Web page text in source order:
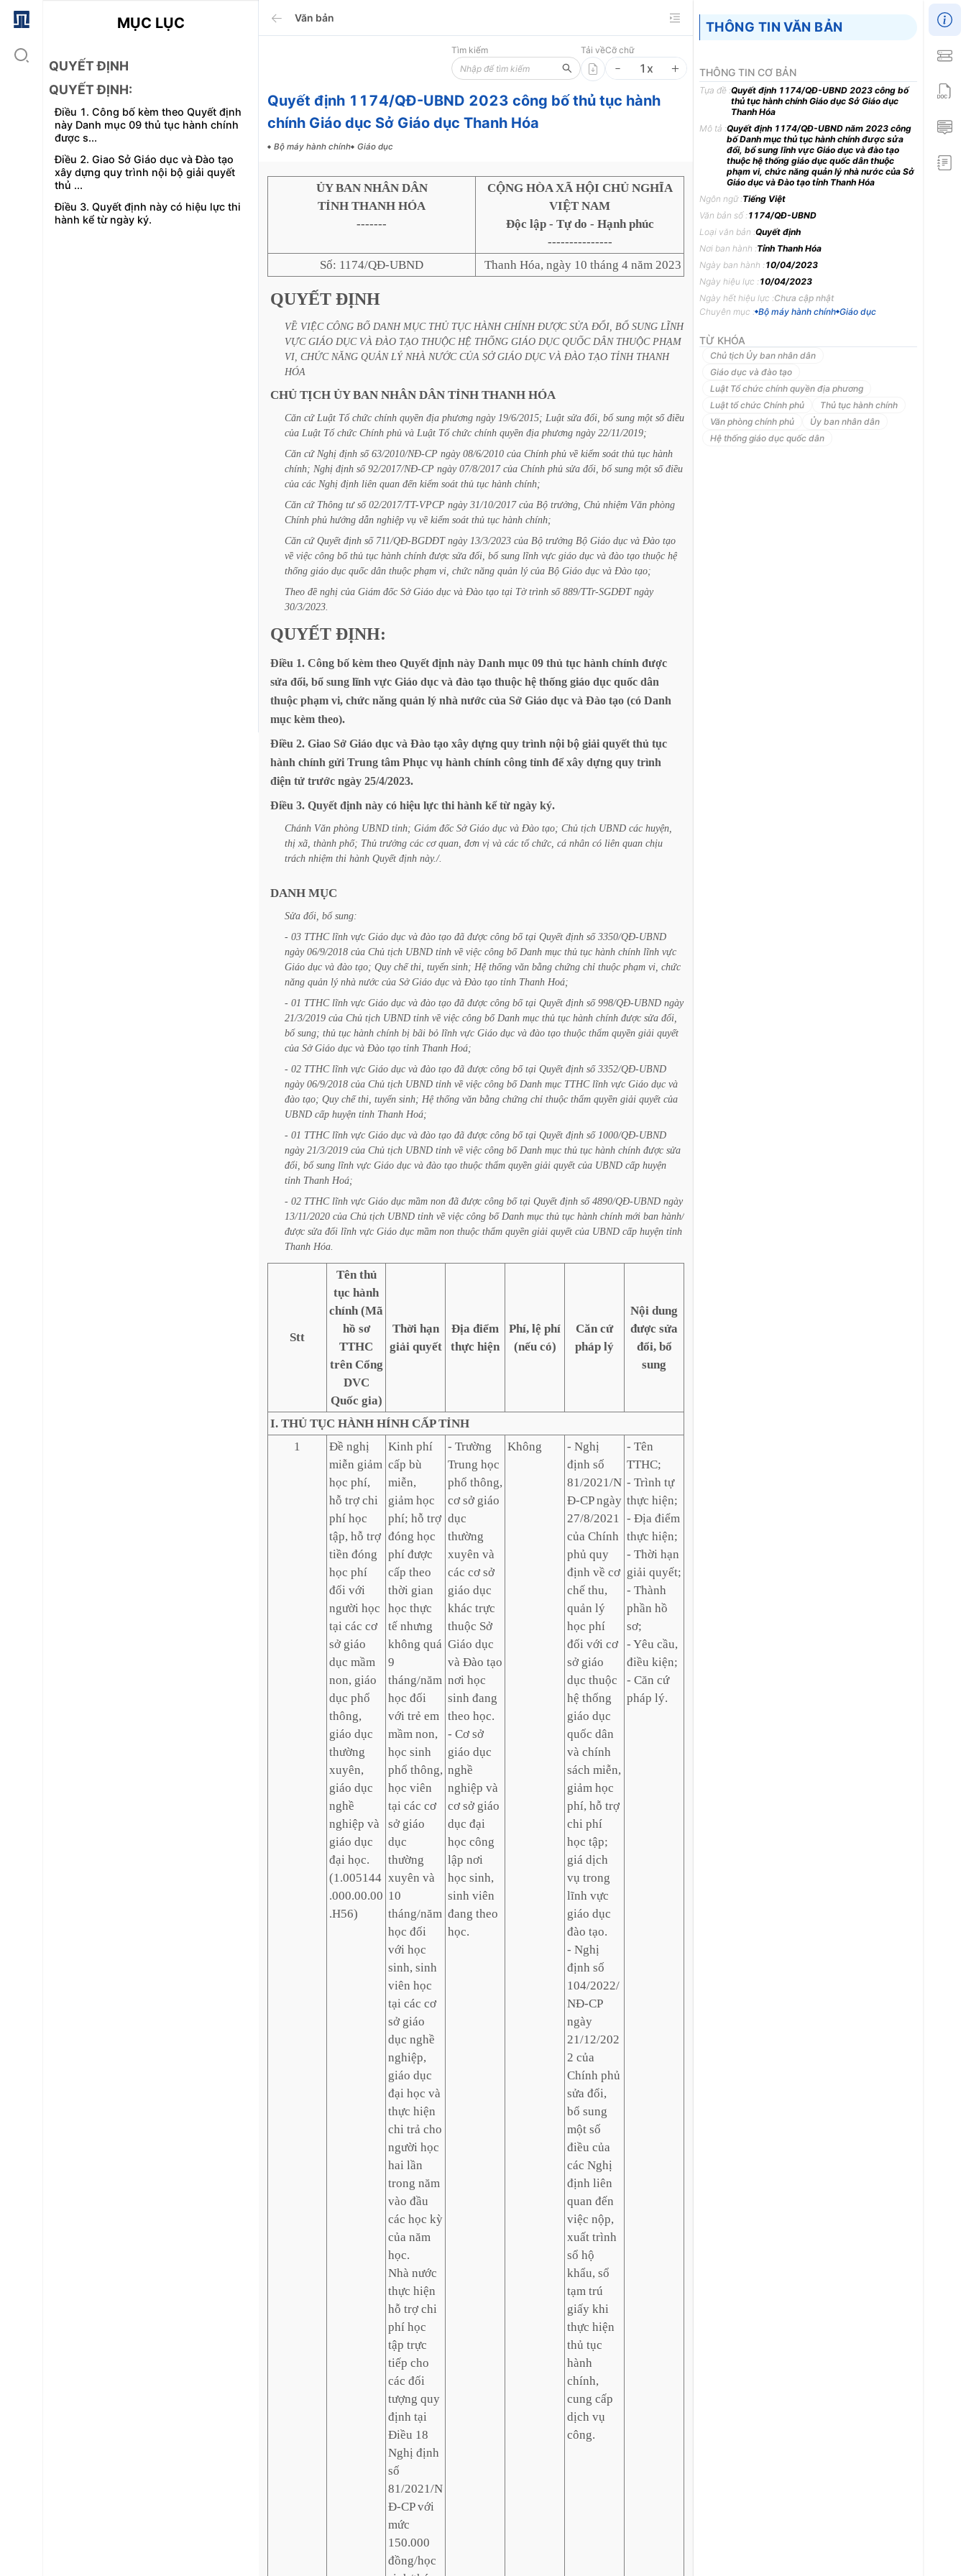
MỤC LỤC
QUYẾT ĐỊNH
QUYẾT ĐỊNH:
Điều 1. Công bố kèm theo Quyết định
này Danh mục 09 thủ tục hành chính
được s...
Điều 2. Giao Sở Giáo dục và Đào tạo
xây dựng quy trình nội bộ giải quyết
thủ ...
Điều 3. Quyết định này có hiệu lực thi
hành kể từ ngày ký.
Văn bản
Tìm kiếm Tải vềCỡ chữ
1 x
Quyết định 1174/QĐ-UBND 2023 công bố thủ tục hành
chính Giáo dục Sở Giáo dục Thanh Hóa
Bộ máy hành chính Giáo dục
ỦY BAN NHÂN DÂN
TỈNH THANH HÓA
-------
CỘNG HÒA XÃ HỘI CHỦ NGHĨA
VIỆT NAM
Độc lập - Tự do - Hạnh phúc
---------------
Số: 1174/QĐ-UBND
Thanh Hóa, ngày 10 tháng 4 năm 2023
QUYẾT ĐỊNH
VỀ VIỆC CÔNG BỐ DANH MỤC THỦ TỤC HÀNH CHÍNH ĐƯỢC SỬA ĐỔI, BỔ SUNG LĨNH
VỰC GIÁO DỤC VÀ ĐÀO TẠO THUỘC HỆ THỐNG GIÁO DỤC QUỐC DÂN THUỘC PHẠM
VI, CHỨC NĂNG QUẢN LÝ NHÀ NƯỚC CỦA SỞ GIÁO DỤC VÀ ĐÀO TẠO TỈNH THANH
HÓA
CHỦ TỊCH ỦY BAN NHÂN DÂN TỈNH THANH HÓA
Căn cứ Luật Tổ chức chính quyền địa phương ngày 19/6/2015; Luật sửa đổi, bổ sung một số điều
của Luật Tổ chức Chính phủ và Luật Tổ chức chính quyền địa phương ngày 22/11/2019;
Căn cứ Nghị định số 63/2010/NĐ-CP ngày 08/6/2010 của Chính phủ về kiểm soát thủ tục hành
chính; Nghị định số 92/2017/NĐ-CP ngày 07/8/2017 của Chính phủ sửa đổi, bổ sung một số điều
của các Nghị định liên quan đến kiểm soát thủ tục hành chính;
Căn cứ Thông tư số 02/2017/TT-VPCP ngày 31/10/2017 của Bộ trưởng, Chủ nhiệm Văn phòng
Chính phủ hướng dẫn nghiệp vụ về kiểm soát thủ tục hành chính;
Căn cứ Quyết định số 711/QĐ-BGDĐT ngày 13/3/2023 của Bộ trưởng Bộ Giáo dục và Đào tạo
về việc công bố thủ tục hành chính được sửa đổi, bổ sung lĩnh vực giáo dục và đào tạo thuộc hệ
thống giáo dục quốc dân thuộc phạm vi, chức năng quản lý của Bộ Giáo dục và Đào tạo;
Theo đề nghị của Giám đốc Sở Giáo dục và Đào tạo tại Tờ trình số 889/TTr-SGDĐT ngày
30/3/2023.
QUYẾT ĐỊNH:
Điều 1. Công bố kèm theo Quyết định này Danh mục 09 thủ tục hành chính được
sửa đổi, bổ sung lĩnh vực Giáo dục và đào tạo thuộc hệ thống giáo dục quốc dân
thuộc phạm vi, chức năng quản lý nhà nước của Sở Giáo dục và Đào tạo (có Danh
mục kèm theo).
Điều 2. Giao Sở Giáo dục và Đào tạo xây dựng quy trình nội bộ giải quyết thủ tục
hành chính gửi Trung tâm Phục vụ hành chính công tỉnh để xây dựng quy trình
điện tử trước ngày 25/4/2023.
Điều 3. Quyết định này có hiệu lực thi hành kể từ ngày ký.
Chánh Văn phòng UBND tỉnh; Giám đốc Sở Giáo dục và Đào tạo; Chủ tịch UBND các huyện,
thị xã, thành phố; Thủ trưởng các cơ quan, đơn vị và các tổ chức, cá nhân có liên quan chịu
trách nhiệm thi hành Quyết định này./.
DANH MỤC
Sửa đổi, bổ sung:
- 03 TTHC lĩnh vực Giáo dục và đào tạo đã được công bố tại Quyết định số 3350/QĐ-UBND
ngày 06/9/2018 của Chủ tịch UBND tỉnh về việc công bố Danh mục thủ tục hành chính lĩnh vực
Giáo dục và đào tạo; Quy chế thi, tuyển sinh; Hệ thống văn bằng chứng chỉ thuộc phạm vi, chức
năng quản lý nhà nước của Sở Giáo dục và Đào tạo tỉnh Thanh Hoá;
- 01 TTHC lĩnh vực Giáo dục và đào tạo đã được công bố tại Quyết định số 998/QĐ-UBND ngày
21/3/2019 của Chủ tịch UBND tỉnh về việc công bố Danh mục thủ tục hành chính được sửa đổi,
bổ sung; thủ tục hành chính bị bãi bỏ lĩnh vực Giáo dục và đào tạo thuộc thẩm quyền giải quyết
của Sở Giáo dục và Đào tạo tỉnh Thanh Hoá;
- 02 TTHC lĩnh vực Giáo dục và đào tạo đã được công bố tại Quyết định số 3352/QĐ-UBND
ngày 06/9/2018 của Chủ tịch UBND tỉnh về việc công bố Danh mục TTHC lĩnh vực Giáo dục và
đào tạo; Quy chế thi, tuyển sinh; Hệ thống văn bằng chứng chỉ thuộc thẩm quyền giải quyết của
UBND cấp huyện tỉnh Thanh Hoá;
- 01 TTHC lĩnh vực Giáo dục và đào tạo đã được công bố tại Quyết định số 1000/QĐ-UBND
ngày 21/3/2019 của Chủ tịch UBND tỉnh về việc công bố Danh mục thủ tục hành chính được sửa
đổi, bổ sung lĩnh vực Giáo dục và đào tạo thuộc thẩm quyền giải quyết của UBND cấp huyện
tỉnh Thanh Hoá;
- 02 TTHC lĩnh vực Giáo dục mầm non đã được công bố tại Quyết định số 4890/QĐ-UBND ngày
13/11/2020 của Chủ tịch UBND tỉnh về việc công bố Danh mục thủ tục hành chính mới ban hành/
được sửa đổi lĩnh vực Giáo dục mầm non thuộc thẩm quyền giải quyết của UBND cấp huyện tỉnh
Thanh Hóa.
Stt
Tên thủ
tục hành
chính (Mã
hồ sơ
TTHC
trên Cổng
DVC
Quốc gia)
Thời hạn
giải quyết
Địa điểm
thực hiện
Phí, lệ phí
(nếu có)
Căn cứ
pháp lý
Nội dung
được sửa
đổi, bổ
sung
I. THỦ TỤC HÀNH HÍNH CẤP TỈNH
1
Đề nghị
miễn giảm
học phí,
hỗ trợ chi
phí học
tập, hỗ trợ
tiền đóng
học phí
đối với
người học
tại các cơ
sở giáo
dục mầm
non, giáo
dục phổ
thông,
giáo dục
thường
xuyên,
giáo dục
nghề
nghiệp và
giáo dục
đại học.
(1.005144
.000.00.00
.H56)
Kinh phí
cấp bù
miễn,
giảm học
phí; hỗ trợ
đóng học
phí được
cấp theo
thời gian
học thực
tế nhưng
không quá
9
tháng/năm
học đối
với trẻ em
mầm non,
học sinh
phổ thông,
học viên
tại các cơ
sở giáo
dục
thường
xuyên và
10
tháng/năm
học đối
với học
sinh, sinh
viên học
tại các cơ
sở giáo
dục nghề
nghiệp,
giáo dục
đại học và
thực hiện
chi trả cho
người học
hai lần
trong năm
vào đầu
các học kỳ
của năm
học.
Nhà nước
thực hiện
hỗ trợ chi
phí học
tập trực
tiếp cho
các đối
tượng quy
định tại
Điều 18
Nghị định
số
81/2021/N
Đ-CP với
mức
150.000
đồng/học
- Trường
Trung học
phổ thông,
cơ sở giáo
dục
thường
xuyên và
các cơ sở
giáo dục
khác trực
thuộc Sở
Giáo dục
và Đào tạo
nơi học
sinh đang
theo học.
- Cơ sở
giáo dục
nghề
nghiệp và
cơ sở giáo
dục đại
học công
lập nơi
học sinh,
sinh viên
đang theo
học.
Không
- Nghị
định số
81/2021/N
Đ-CP ngày
27/8/2021
của Chính
phủ quy
định về cơ
chế thu,
quản lý
học phí
đối với cơ
sở giáo
dục thuộc
hệ thống
giáo dục
quốc dân
và chính
sách miễn,
giảm học
phí, hỗ trợ
chi phí
học tập;
giá dịch
vụ trong
lĩnh vực
giáo dục
đào tạo.
- Nghị
định số
104/2022/
NĐ-CP
ngày
21/12/202
2 của
Chính phủ
sửa đổi,
bổ sung
một số
điều của
các Nghị
định liên
quan đến
việc nộp,
xuất trình
sổ hộ
khẩu, sổ
tạm trú
giấy khi
thực hiện
thủ tục
hành
chính,
cung cấp
dịch vụ
công.
- Tên
TTHC;
- Trình tự
thực hiện;
- Địa điểm
thực hiện;
- Thời hạn
giải quyết;
- Thành
phần hồ
sơ;
- Yêu cầu,
điều kiện;
- Căn cứ
pháp lý.
THÔNG TIN VĂN BẢN
THÔNG TIN CƠ BẢN
Tựa đề :Quyết định 1174/QĐ-UBND 2023 công bố
thủ tục hành chính Giáo dục Sở Giáo dục
Thanh Hóa
Mô tả :Quyết định 1174/QĐ-UBND năm 2023 công
bố Danh mục thủ tục hành chính được sửa
đổi, bổ sung lĩnh vực Giáo dục và đào tạo
thuộc hệ thống giáo dục quốc dân thuộc
phạm vi, chức năng quản lý nhà nước của Sở
Giáo dục và Đào tạo tỉnh Thanh Hóa
Ngôn ngữ :Tiếng Việt
Văn bản số :1174/QĐ-UBND
Loại văn bản :Quyết định
Nơi ban hành :Tỉnh Thanh Hóa
Ngày ban hành :10/04/2023
Ngày hiệu lực :10/04/2023
Ngày hết hiệu lực :Chưa cập nhật
Chuyên mục : Bộ máy hành chính Giáo dục
TỪ KHÓA
Chủ tịch Ủy ban nhân dân
Giáo dục và đào tạo
Luật Tổ chức chính quyền địa phương
Luật tổ chức Chính phủ
Thủ tục hành chính
Văn phòng chính phủ
Ủy ban nhân dân
Hệ thống giáo dục quốc dân